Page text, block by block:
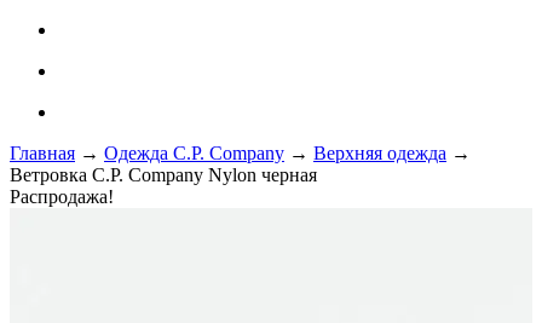
Главная → Одежда C.P. Сompany → Верхняя одежда →
Ветровка C.P. Company Nylon черная
Распродажа!